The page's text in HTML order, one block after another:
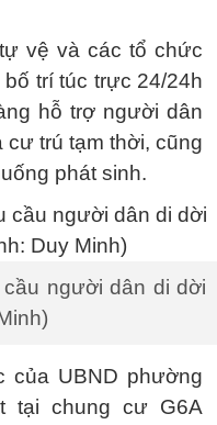
vệ và các tổ chức
trí túc trực 24/24h
hỗ trợ người dân
cư trú tạm thời, cũng
phát sinh.
người dân di dời
của UBND phường
tại chung cư G6A